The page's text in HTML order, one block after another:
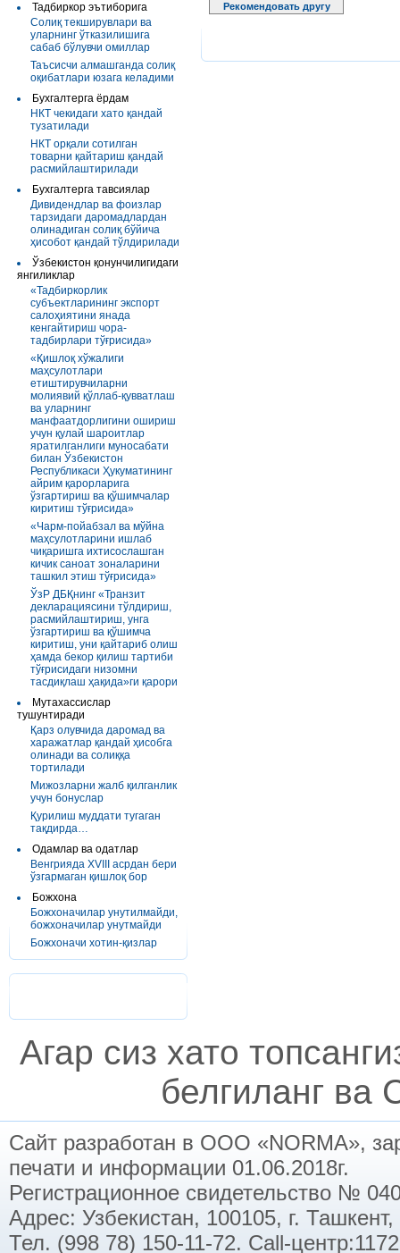
Тадбиркор эътиборига
Солиқ текширувлари ва
уларнинг ўтказилишига
сабаб бўлувчи омиллар
Таъсисчи алмашганда солиқ
оқибатлари юзага келадими
Бухгалтерга ёрдам
НКТ чекидаги хато қандай
тузатилади
НКТ орқали сотилган
товарни қайтариш қандай
расмийлаштирилади
Бухгалтерга тавсиялар
Дивидендлар ва фоизлар
тарзидаги даромадлардан
олинадиган солиқ бўйича
ҳисобот қандай тўлдирилади
Ўзбекистон қонунчилигидаги
янгиликлар
«Тадбиркорлик
субъектларининг экспорт
салоҳиятини янада
кенгайтириш чора-
тадбирлари тўғрисида»
«Қишлоқ хўжалиги
маҳсулотлари
етиштирувчиларни
молиявий қўллаб-қувватлаш
ва уларнинг
манфаатдорлигини ошириш
учун қулай шароитлар
яратилганлиги муносабати
билан Ўзбекистон
Республикаси Ҳукуматининг
айрим қарорларига
ўзгартириш ва қўшимчалар
киритиш тўғрисида»
«Чарм-пойабзал ва мўйна
маҳсулотларини ишлаб
чиқаришга ихтисослашган
кичик саноат зоналарини
ташкил этиш тўғрисида»
ЎзР ДБҚнинг «Транзит
декларациясини тўлдириш,
расмийлаштириш, унга
ўзгартириш ва қўшимча
киритиш, уни қайтариб олиш
ҳамда бекор қилиш тартиби
тўғрисидаги низомни
тасдиқлаш ҳақида»ги қарори
Мутахассислар
тушунтиради
Қарз олувчида даромад ва
харажатлар қандай ҳисобга
олинади ва солиққа
тортилади
Мижозларни жалб қилганлик
учун бонуслар
Қурилиш муддати тугаган
тақдирда…
Одамлар ва одатлар
Венгрияда XVIII асрдан бери
ўзгармаган қишлоқ бор
Божхона
Божхоначилар унутилмайди,
божхоначилар унутмайди
Божхоначи хотин-қизлар
Рекомендовать другу
Агар сиз хато
белгиланг ва
Сайт разработан в ООО «NORMA»,
печати и информации 01.06.2018г.
Регистрационное свидетельство №
Адрес: Узбекистан, 100105, г.
Тел. (998 78) 150-11-72. Call-